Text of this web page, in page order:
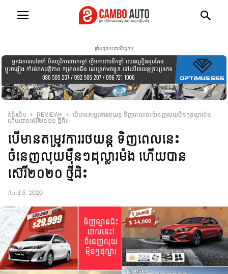
ផ្ទាំងផ្សាយពាណិជ្ជកម្ម
ទំព័រដើម REVIEW+
បើមានតម្រូវការរថយន្ត ទិញពេលនេះចំនេញលុយម៉ឺនៗដុល្លារម៉ង
ហើយបានស៊េរី២០២០ ថ្មីជិះ
បើមានតម្រូវការរថយន្ត ទិញពេលនេះ
ចំនេញលុយម៉ឺនៗដុល្លារម៉ង ហើយបាន
ស៊េរី២០២០ ថ្មីជិះ
April 5, 2020